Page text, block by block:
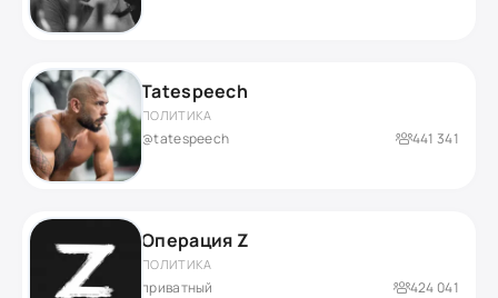
Tatespeech
ПОЛИТИКА
@tatespeech 441 341
Операция Z
ПОЛИТИКА
приватный 424 041